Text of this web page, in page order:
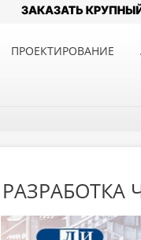
ПРОЕКТИРОВАНИЕ
РАЗРАБОТКА